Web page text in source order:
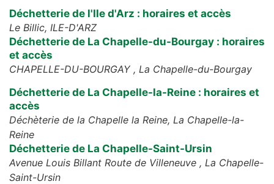
Déchetterie de l'Ile d'Arz : horaires et accès
Le Billic, ILE-D'ARZ
Déchetterie de La Chapelle-du-Bourgay : horaires
et accès
CHAPELLE-DU-BOURGAY , La Chapelle-du-Bourgay
Déchetterie de La Chapelle-la-Reine : horaires et
accès
Déchèterie de la Chapelle la Reine, La Chapelle-la-
Reine
Déchetterie de La Chapelle-Saint-Ursin
Avenue Louis Billant Route de Villeneuve , La Chapelle-
Saint-Ursin